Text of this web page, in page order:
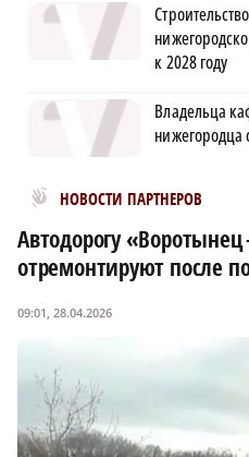
к 2028 году
Владельца
НОВОСТИ ПАРТНЕРОВ
Новости МирТесен
Автодорогу
отремонтируют после
09:01, 28.04.2026